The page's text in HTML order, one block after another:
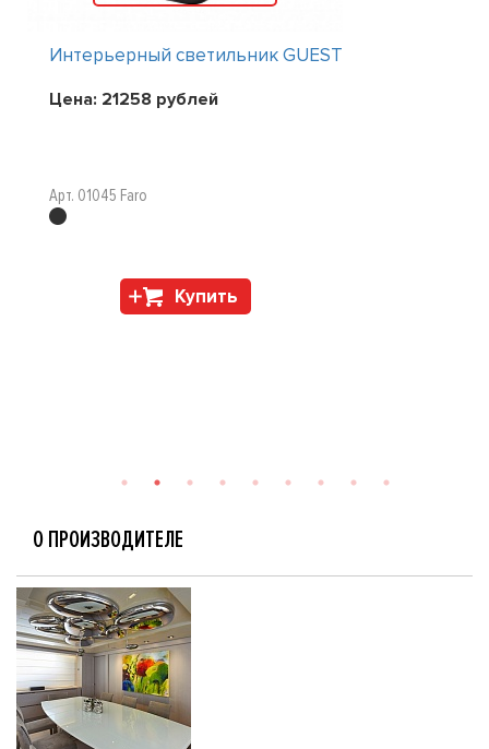
Интерьерный светильник GUEST
Цена: 21258 рублей
Арт. 01045 Faro
Купить
О ПРОИЗВОДИТЕЛЕ